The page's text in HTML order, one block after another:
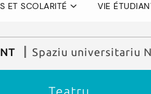
ET SCOLARITÉ VIE
Spaziu universitariu
Teatru